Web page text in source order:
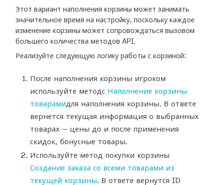
Этот вариант наполнения корзины может занимать
значительное время на настройку, поскольку каждое
изменение корзины может сопровождаться вызовом
большего количества методов API.
Реализуйте следующую логику работы с корзиной:
После наполнения корзины игроком
используйте методс Наполнение корзины
товарамидля наполнения корзины. В ответе
вернется текущая информация о выбранных
товарах — цены до и после применения
скидок, бонусные товары.
Используйте метод покупки корзины
Создание заказа со всеми товарами из
текущей корзины. В ответе вернутся ID